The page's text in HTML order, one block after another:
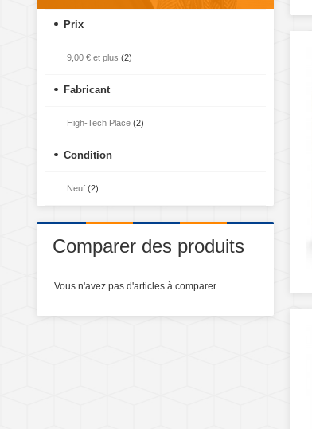
Prix
9,00 € et plus (2)
Fabricant
High-Tech Place (2)
Condition
Neuf (2)
Comparer des produits
Vous n'avez pas d'articles à comparer.